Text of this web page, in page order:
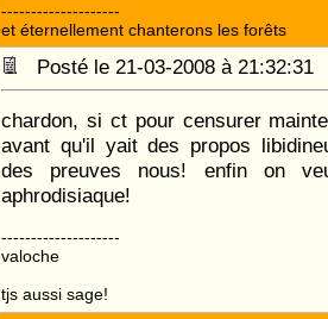
--------------------
et éternellement chanterons les forêts
Posté le 21-03-2008 à
chardon, si ct pour censurer
avant qu'il yait des propos
des preuves nous! enfin on
aphrodisiaque!
--------------------
valoche
tjs aussi sage!